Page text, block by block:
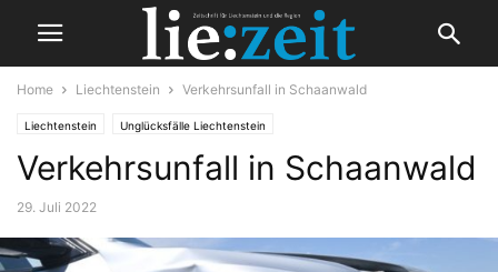
Home Liechtenstein Verkehrsunfall in Schaanwald
Liechtenstein Unglücksfälle Liechtenstein
Verkehrsunfall in Schaanwald
29. Juli 2022